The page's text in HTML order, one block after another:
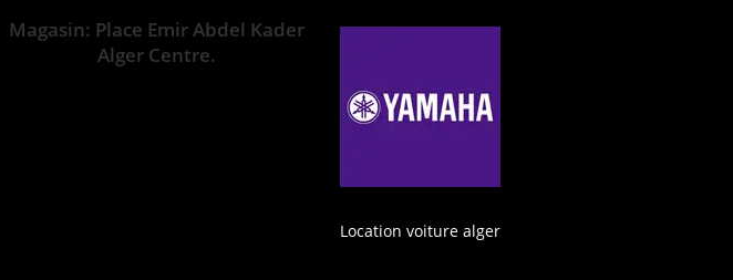
Magasin: Place Emir Abdel Kader
Alger Centre.
Location voiture alger